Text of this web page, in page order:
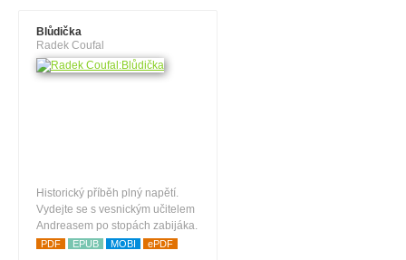
Blůdička
Radek Coufal
Historický příběh plný napětí.
Vydejte se s vesnickým učitelem
Andreasem po stopách zabijáka.
PDF EPUB MOBI ePDF